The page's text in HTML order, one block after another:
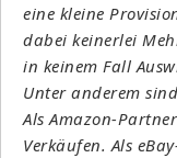
eine kleine
dabei keinerlei
in keinem Fall
Unter anderem
Als Amazon-
Verkäufen. Als